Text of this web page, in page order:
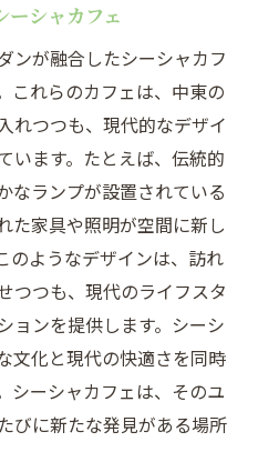
ーシャカフェ
ンが融合したシーシャカフ
これらのカフェは、中東の
れつつも、現代的なデザイ
います。たとえば、伝統的
なランプが設置されている
た家具や照明が空間に新し
のようなデザインは、訪れ
つつも、現代のライフスタ
ョンを提供します。シーシ
文化と現代の快適さを同時
シーシャカフェは、そのユ
びに新たな発見がある場所